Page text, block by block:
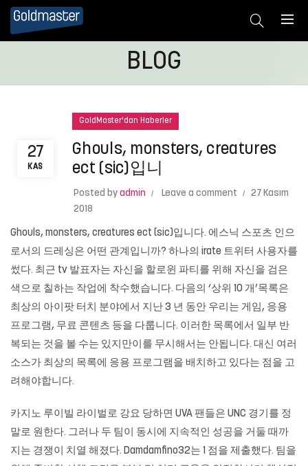
BLOG
27
KAS
GoldMaster'dan Haberler
Ghouls, monsters, creatures
ect (sic)입니
Posted by admin Leave a comment
27 Kasım
2018
Ghouls, monsters, creatures ect (sic)입니다. 에스닉 스포츠 인으
로서의 드레싱은 어떤 관계입니까? 하나의 irate 트위터 사용자를
썼다. 최근 tv 발표자는 자신을 할로윈 파티를 위해 자신을 검은
색으로 칠하는 작업에 착수했습니다. 다음의 ‘상위 10 개’목록은
최상의 아이팟 터치 분야에서 지난 3 년 동안 우리는 게임, 응용
프로그램, 무료 콘텐츠 등을 다룹니다. 이러한 목록에서 일부 반
복되는 것을 볼 수는 있지만이를 무시해서는 안됩니다. 대신 여러
소스가 최상의 목록에 응용 프로그램을 배치하고 있다는 점을 고
려해야합니다.
카지노 루이빌 라이벌로 강요 당하면 UVA 팬들은 UNC 경기를 정
말로 원한다. 그러나 두 팀이 동시에 지속적인 성공을 거둘 때까
지는 경쟁이 치열 해졌다. Damdamfino32는 1 점을 제출했다. 팀을